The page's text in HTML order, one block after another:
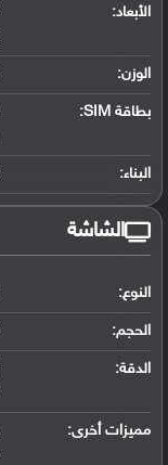
الأبعاد:
الوزن:
بطاقة SIM:
البناء:
الشاشة
النوع:
الحجم:
الدقة:
مميزات أخرى: